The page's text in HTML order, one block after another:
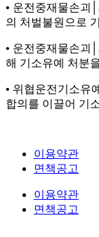
• 운전중재물손괴
의 처벌불원으로
• 운전중재물손괴
해 기소유예 처분
• 위협운전기소유
합의를 이끌어 기
이용약관
면책공고
이용약관
면책공고